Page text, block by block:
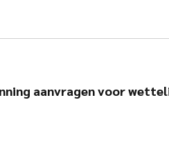
aanvragen voor